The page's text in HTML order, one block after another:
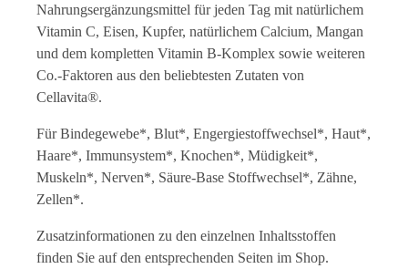
Nahrungsergänzungsmittel für jeden Tag mit natürlichem
Vitamin C, Eisen, Kupfer, natürlichem Calcium, Mangan
und dem kompletten Vitamin B-Komplex sowie weiteren
Co.-Faktoren aus den beliebtesten Zutaten von
Cellavita®.
Für Bindegewebe*, Blut*, Engergiestoffwechsel*, Haut*,
Haare*, Immunsystem*, Knochen*, Müdigkeit*,
Muskeln*, Nerven*, Säure-Base Stoffwechsel*, Zähne,
Zellen*.
Zusatzinformationen zu den einzelnen Inhaltsstoffen
finden Sie auf den entsprechenden Seiten im Shop.